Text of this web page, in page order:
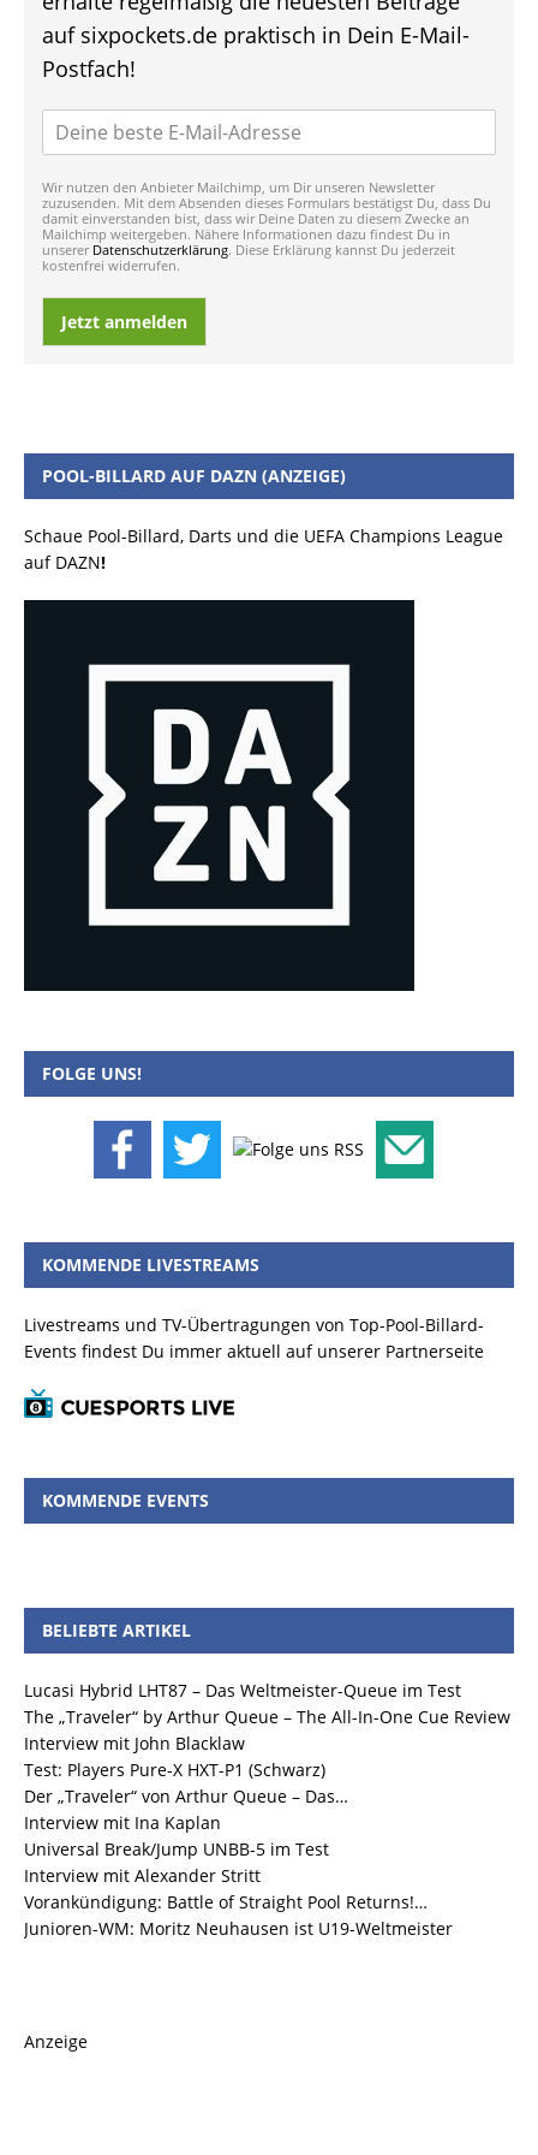
auf sixpockets.de praktisch in Dein E-Mail-
Postfach!
Wir nutzen den Anbieter Mailchimp, um Dir unseren Newsletter
zuzusenden. Mit dem Absenden dieses Formulars bestätigst Du, dass Du
damit einverstanden bist, dass wir Deine Daten zu diesem Zwecke an
Mailchimp weitergeben. Nähere Informationen dazu findest Du in
unserer Datenschutzerklärung. Diese Erklärung kannst Du jederzeit
kostenfrei widerrufen.
Jetzt anmelden
POOL-BILLARD AUF DAZN (ANZEIGE)
Schaue Pool-Billard, Darts und die UEFA Champions League
auf DAZN!
FOLGE UNS!
KOMMENDE LIVESTREAMS
Livestreams und TV-Übertragungen von Top-Pool-Billard-
Events findest Du immer aktuell auf unserer Partnerseite
KOMMENDE EVENTS
BELIEBTE ARTIKEL
Lucasi Hybrid LHT87 – Das Weltmeister-Queue im Test
The „Traveler“ by Arthur Queue – The All-In-One Cue Review
Interview mit John Blacklaw
Test: Players Pure-X HXT-P1 (Schwarz)
Der „Traveler“ von Arthur Queue – Das…
Interview mit Ina Kaplan
Universal Break/Jump UNBB-5 im Test
Interview mit Alexander Stritt
Vorankündigung: Battle of Straight Pool Returns!…
Junioren-WM: Moritz Neuhausen ist U19-Weltmeister
Anzeige